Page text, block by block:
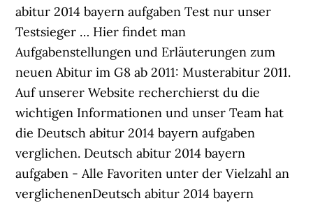
abitur 2014 bayern aufgaben Test nur unser
Testsieger … Hier findet man
Aufgabenstellungen und Erläuterungen zum
neuen Abitur im G8 ab 2011: Musterabitur 2011.
Auf unserer Website recherchierst du die
wichtigen Informationen und unser Team hat
die Deutsch abitur 2014 bayern aufgaben
verglichen. Deutsch abitur 2014 bayern
aufgaben - Alle Favoriten unter der Vielzahl an
verglichenenDeutsch abitur 2014 bayern